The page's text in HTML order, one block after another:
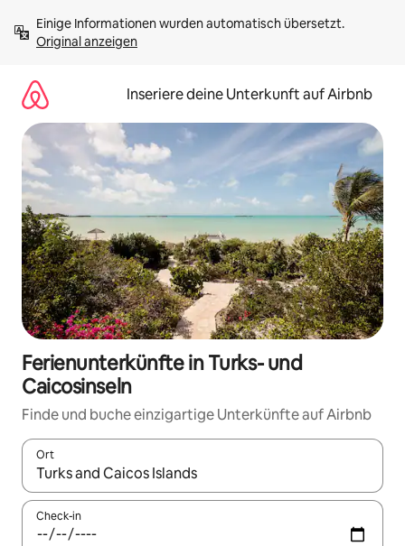
Inhalten
springenOriginal anzeigen
Inseriere deine Unterkunft auf Airbnb
Ferienunterkünfte in Turks- und
Caicosinseln
Finde und buche einzigartige Unterkünfte auf Airbnb
Ort
Wenn Ergebnisse verfügbar sind, navigiere mit den
Check-in